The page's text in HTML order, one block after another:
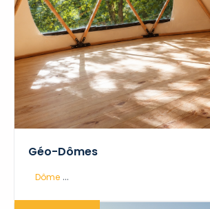
Géo-Dômes
Dôme ...